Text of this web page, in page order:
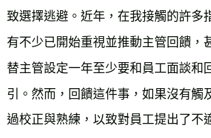
致選擇逃避。近年，在我接觸的許多
有不少已開始重視並推動主管回饋，
替主管設定一年至少要和員工面談和
引。然而，回饋這件事，如果沒有觸
過校正與熟練，以致對員工提出了不